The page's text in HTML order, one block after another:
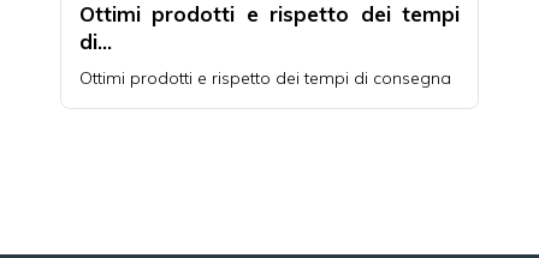
Ottimi prodotti e rispetto dei tempi
di…
Ottimi prodotti e rispetto dei tempi di consegna